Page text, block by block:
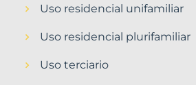
Uso residencial unifamiliar
Uso residencial plurifamiliar
Uso terciario